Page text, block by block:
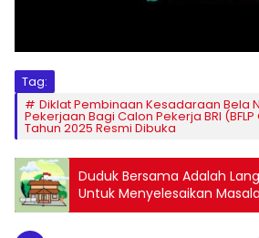
Tag:
Diklat Pembinaan Kesadaraan Bela
Pekerjaan Bagi Calon Pekerja BRI (BFLP
Tahun 2025 Resmi Dibuka
Duduk Bersama Adalah
Untuk Menyelesaikan